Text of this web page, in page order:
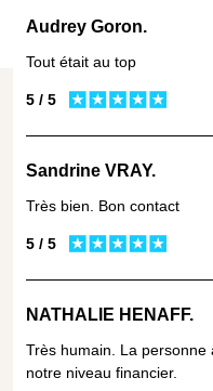
Audrey Goron.
Tout était au top
5 / 5
Sandrine VRAY.
Très bien. Bon contact
5 / 5
NATHALIE HENAFF.
Très humain. La
notre niveau financier.